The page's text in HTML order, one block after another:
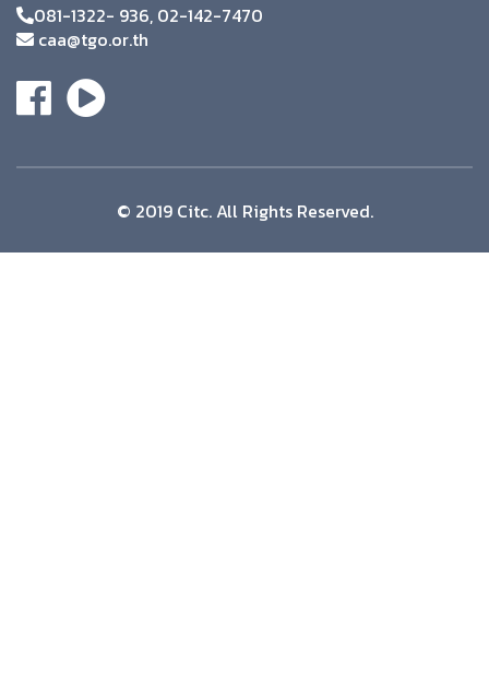
081-1322- 936, 02-142-7470
caa@tgo.or.th
© 2019 Citc. All Rights Reserved.